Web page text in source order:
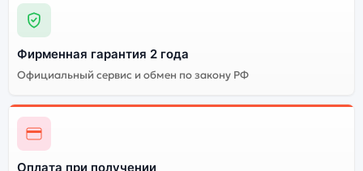
Фирменная гарантия 2 года
Официальный сервис и обмен по закону РФ
Оплата при получении